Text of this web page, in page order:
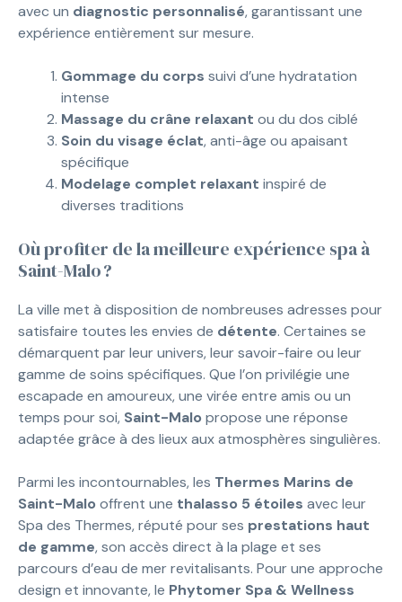
avec un diagnostic personnalisé, garantissant une
expérience entièrement sur mesure.
Gommage du corps suivi d’une hydratation
intense
Massage du crâne relaxant ou du dos ciblé
Soin du visage éclat, anti-âge ou apaisant
spécifique
Modelage complet relaxant inspiré de
diverses traditions
Où profiter de la meilleure expérience spa à
Saint-Malo ?
La ville met à disposition de nombreuses adresses pour
satisfaire toutes les envies de détente. Certaines se
démarquent par leur univers, leur savoir-faire ou leur
gamme de soins spécifiques. Que l’on privilégie une
escapade en amoureux, une virée entre amis ou un
temps pour soi, Saint-Malo propose une réponse
adaptée grâce à des lieux aux atmosphères singulières.
Parmi les incontournables, les Thermes Marins de
Saint-Malo offrent une thalasso 5 étoiles avec leur
Spa des Thermes, réputé pour ses prestations haut
de gamme, son accès direct à la plage et ses
parcours d’eau de mer revitalisants. Pour une approche
design et innovante, le Phytomer Spa & Wellness